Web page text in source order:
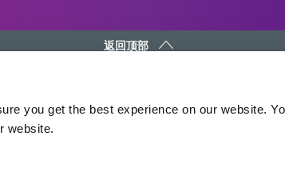
you get the best experience on our website.
website.
返回顶部
明
售条款和条件
发邮件给我们